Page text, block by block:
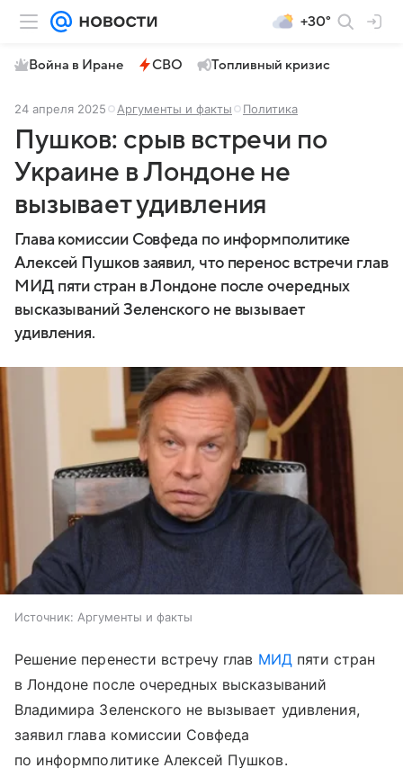
+30°
Война в Иране СВО Топливный кризис
24 апреля 2025 Аргументы и факты Политика
Пушков: срыв встречи по
Украине в Лондоне не
вызывает удивления
Глава комиссии Совфеда по информполитике
Алексей Пушков заявил, что перенос встречи глав
МИД пяти стран в Лондоне после очередных
высказываний Зеленского не вызывает
удивления.
Источник: Аргументы и факты
Решение перенести встречу глав МИД пяти стран
в Лондоне после очередных высказываний
Владимира Зеленского не вызывает удивления,
заявил глава комиссии Совфеда
по информполитике Алексей Пушков.